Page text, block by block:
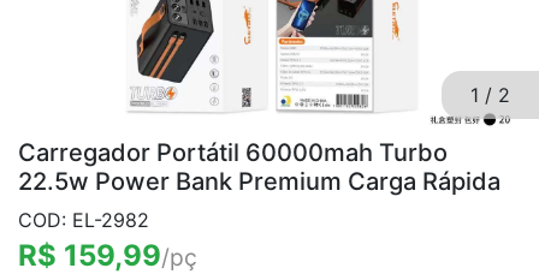
1 / 2
Carregador Portátil 60000mah Turbo
22.5w Power Bank Premium Carga Rápida
COD: EL-2982
R$ 159,99/pç